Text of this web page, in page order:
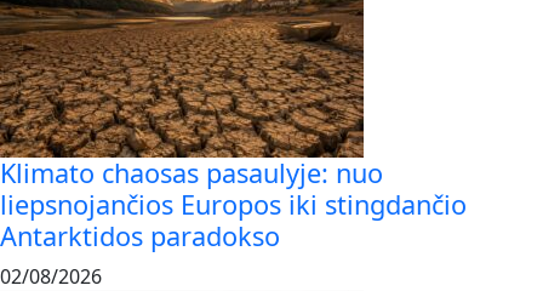
Klimato chaosas pasaulyje: nuo
liepsnojančios Europos iki stingdančio
Antarktidos paradokso
02/08/2026